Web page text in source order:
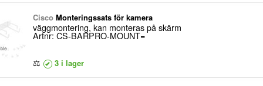
Cisco Monteringssats för kamera
väggmontering, kan monteras på skärm
Artnr: CS-BARPRO-MOUNT=
⚖ 3 i lager